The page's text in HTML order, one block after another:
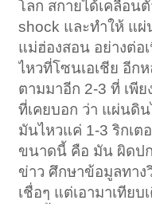
โลก สกายได้เคลื่อน
shock และทำให้ แผ่
แม่ฮ่องสอน อย่างต่อ
ไหวที่โซนเอเชีย อีก
ตามมาอีก 2-3 ที่ เพีย
ที่เคยบอก ว่า แผ่นดิ
มันไหวแค่ 1-3 ริกเต
ขนาดนี้ คือ มัน ผิดป
ข่าว ศึกษาข้อมูลทาง
เชื่อๆ แต่เอามาเทียบ